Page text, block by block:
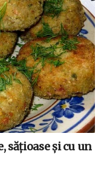
sățioase și cu un